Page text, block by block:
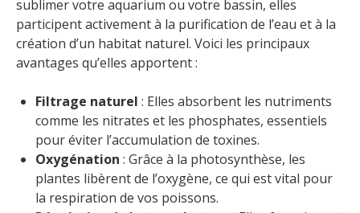
sublimer votre aquarium ou votre bassin, elles
participent activement à la purification de l’eau et à la
création d’un habitat naturel. Voici les principaux
avantages qu’elles apportent :
Filtrage naturel : Elles absorbent les nutriments
comme les nitrates et les phosphates, essentiels
pour éviter l’accumulation de toxines.
Oxygénation : Grâce à la photosynthèse, les
plantes libèrent de l’oxygène, ce qui est vital pour
la respiration de vos poissons.